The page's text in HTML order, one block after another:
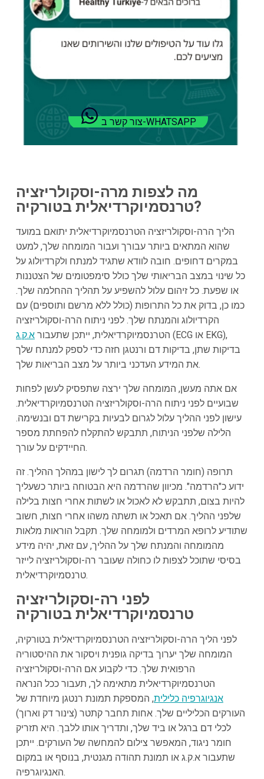
צור קשר ב-WHATSAPP
מה לצפות מרה-וסקולריזציה
טרנסמיוקרדיאלית בטורקיה?
הליך הרה-וסקולריזציה הטרנסמיוקרדיאלית יתואם במועד
שהוא המתאים ביותר עבורך ועבור המומחה שלך, למעט
במקרים דחופים. חובה לוודא שתגיד למנתח ולקרדיולוג על
כל שינוי במצב הבריאותי שלך כולל סימפטומים של הצטננות
או שפעת. כל זיהום עלול להשפיע על תהליך ההחלמה שלך.
כמו כן, בדוק את כל התרופות (כולל ללא מרשם ותוספים) עם
הקרדיולוג והמנתח שלך. לפני ניתוח הרה-וסקולריזציה
הטרנסמיוקרדיאלית, ייתכן שתעבורא.ק.ג
(ECG או EKG),
בדיקות שתן, בדיקות דם ורנטגן חזה כדי לספק למנתח שלך
את המידע העדכני ביותר על מצב הבריאות שלך.
אם אתה מעשן, המומחה שלך ירצה שתפסיק לעשן לפחות
שבועיים לפני ניתוח הרה-וסקולריזציה הטרנסמיוקרדיאלית.
עישון לפני ההליך עלול לגרום לבעיות בקרישת דם ובנשימה.
הלילה שלפני הניתוח, תתבקש להתקלח להפחתת מספר
החיידקים על עורך.
תרופה (חומר הרדמה) תגרום לך לישון במהלך ההליך. זה
ידוע כ"הרדמה". מכיוון שהרדמה היא הבטוחה ביותר כשעליך
להיות בצום, תתבקש לא לאכול או לשתות אחרי חצות בלילה
שלפני ההליך. אם תאכל או תשתה משהו אחרי חצות, חשוב
שתודיע לרופא המרדים ולמומחה שלך. תקבל הוראות מלאות
מהמומחה והמנתח שלך על ההליך, עם זאת, יהיה מידע
בסיסי שתוכל לצפות לו כחולה שעובר רה-וסקולריזציה לייזר
טרנסמיוקרדיאלית.
לפני רה-וסקולריזציה
טרנסמיוקרדיאלית בטורקיה
לפני הליך הרה-וסקולריזציה הטרנסמיוקרדיאלית בטורקיה,
המומחה שלך יערוך בדיקה גופנית ויסקור את ההיסטוריה
הרפואית שלך. כדי לקבוע אם הרה-וסקולריזציה
הטרנסמיוקרדיאלית מתאימה לך, תעבור ככל הנראה
אנגיוגרפיה כלילית, המספקת תמונת רנטגן מיוחדת של
העורקים הכליליים שלך. אחות תחבר קתטר (צינור דק וארוך)
לכלי דם ברגל או ביד שלך, ותדריך אותו ללבך. היא תזריק
חומר ניגוד, המאפשר צילום להמחשה של העורקים. ייתכן
שתעבור א.ק.ג או תמונת תהודה מגנטית, בנוסף או במקום
האנגיוגרפיה.